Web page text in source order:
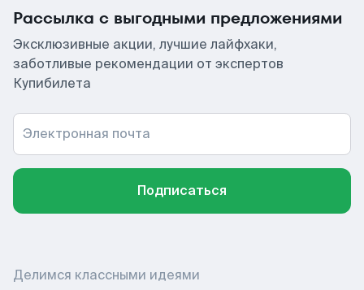
Рассылка с выгодными предложениями
Эксклюзивные акции, лучшие лайфхаки,
заботливые рекомендации от экспертов
Купибилета
Электронная почта
Подписаться
Делимся классными идеями